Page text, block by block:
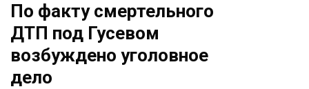
По факту смертельного
ДТП под Гусевом
возбуждено уголовное
дело